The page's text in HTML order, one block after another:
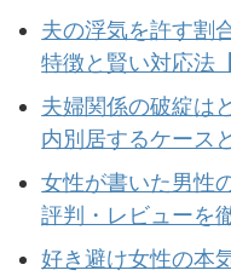
夫の浮気を許す割
特徴と賢い対応法
夫婦関係の破綻は
内別居するケース
女性が書いた男性
評判・レビューを
好き避け女性の本